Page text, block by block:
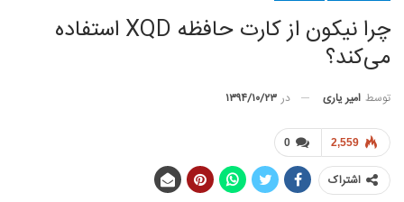
چرا نیکون از کارت حافظه XQD استفاده
می‌کند؟
توسط امیر یاری در ۱۳۹۴/۱۰/۲۳
0 2,559
اشتراک